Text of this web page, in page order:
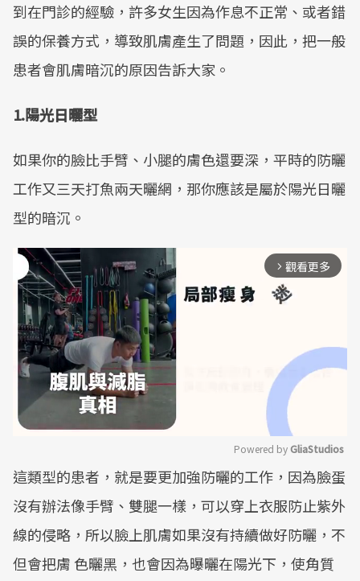
到在門診的經驗，許多女生因為作息不正常、或者錯
誤的保養方式，導致肌膚產生了問題，因此，把一般
患者會肌膚暗沉的原因告訴大家。
1.陽光日曬型
如果你的臉比手臂、小腿的膚色還要深，平時的防曬
工作又三天打魚兩天曬網，那你應該是屬於陽光日曬
型的暗沉。
arrow_forward_ios 觀看更多
Mute
Powered by GliaStudios
這類型的患者，就是要更加強防曬的工作，因為臉蛋
沒有辦法像手臂、雙腿一樣，可以穿上衣服防止紫外
線的侵略，所以臉上肌膚如果沒有持續做好防曬，不
但會把膚 色曬黑，也會因為曝曬在陽光下，使角質